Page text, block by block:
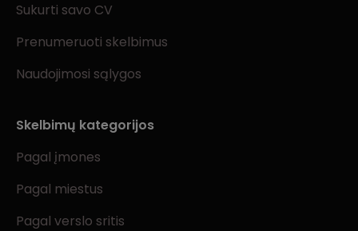
Sukurti savo CV
Prenumeruoti skelbimus
Naudojimosi sąlygos
Skelbimų kategorijos
Pagal įmones
Pagal miestus
Pagal verslo sritis